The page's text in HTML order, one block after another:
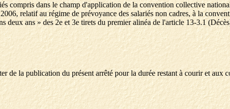
compris dans le champ d'application de la convention collective
relatif au régime de prévoyance des salariés non cadres, à la
deux ans » des 2e et 3e tirets du premier alinéa de l'article 13-3.1
de la publication du présent arrêté pour la durée restant à courir et aux